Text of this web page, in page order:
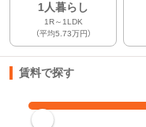
1人暮らし
1R～1LDK
（平均5.73万円）
賃料で探す